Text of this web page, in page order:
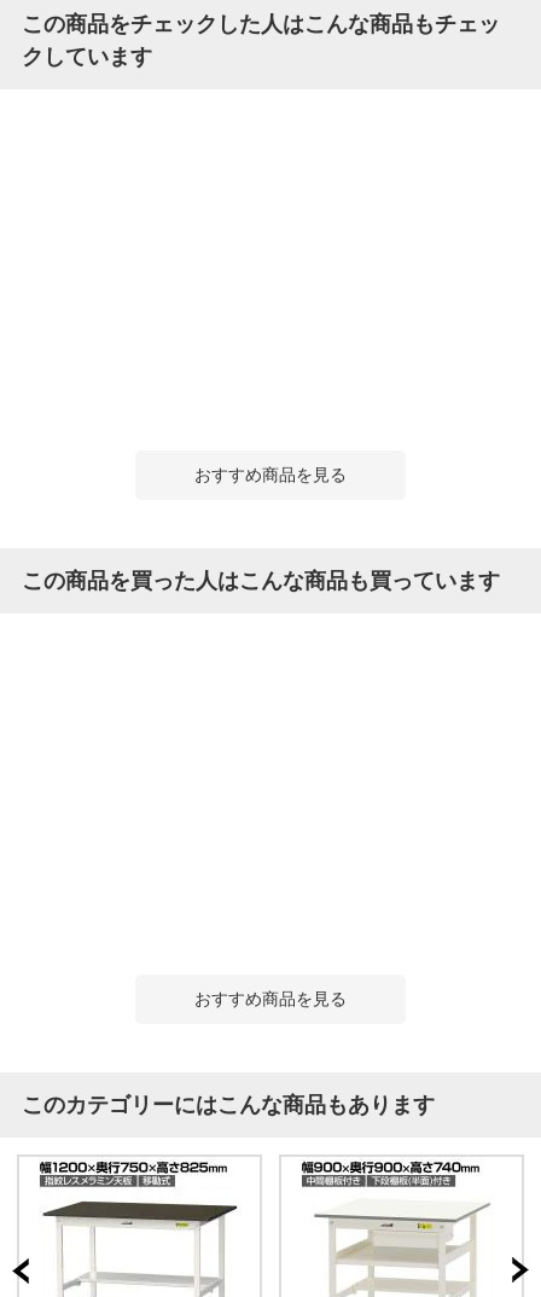
この商品をチェックした人はこんな商品もチェッ
クしています
おすすめ商品を見る
この商品を買った人はこんな商品も買っています
おすすめ商品を見る
このカテゴリーにはこんな商品もあります